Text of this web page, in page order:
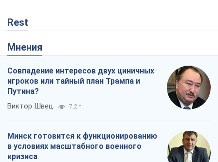
Rest
Мнения
Совпадение интересов двух циничных
игроков или тайный план Трампа и
Путина?
Виктор Швец 7,2 т.
Минск готовится к функционированию
в условиях масштабного военного
кризиса